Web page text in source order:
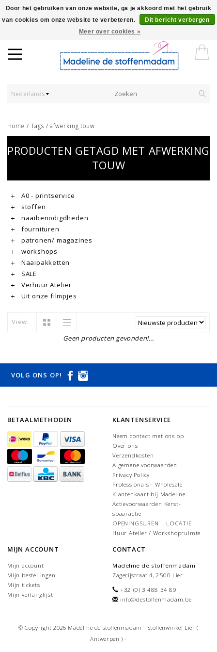
Worldwide Shipping - Onze stoffen worden verkocht per 10 cm.
Nederlands
Home / Tags /afwerking touw
PRODUCTEN GETAGD MET AFWERKING
TOUW
A0 - printservice
stoffen
naaibenodigdheden
fournituren
patronen/ magazines
workshops
Naaipakketten
SALE
Verhuur Atelier
Uit onze filmpjes
View:
Geen producten gevonden!...
VOLG ONS OP!
BETAALMETHODEN KLANTENSERVICE
Neem contact met ons op
Over ons
Verzendkosten
Algemene voorwaarden
Privacy Policy
Professionals - Wholesale
Klantenkaart bij Madeline
Actievoorwaarden Kerst-
spaaractie
OPENINGSUREN | LOCATIE
Huur Atelier / Workshopruimte
MIJN ACCOUNT
Mijn account
Mijn bestellingen
Mijn tickets
Mijn verlanglijst
CONTACT
Madeline de stoffenmadam
Zagerijstraat 4, 2500 Lier
+32 (0) 3 488 34 89
info@destoffenmadam.be
© Copyright 2026 Madeline de stoffenmadam - Stoffenwinkel Lier (
Antwerpen ) -
Door het gebruiken van onze website, ga je akkoord met het gebruik
van cookies om onze website te verbeteren.
Dit bericht verbergen
Meer over cookies »